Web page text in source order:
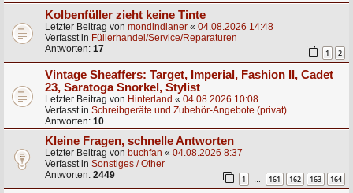
Kolbenfüller zieht keine Tinte
Letzter Beitrag von mondindianer « 04.08.2026 14:48
Verfasst in Füllerhandel/Service/Reparaturen
Antworten: 17 1 2
Vintage Sheaffers: Target, Imperial, Fashion II, Cadet
23, Saratoga Snorkel, Stylist
Letzter Beitrag von Hinterland « 04.08.2026 10:08
Verfasst in Schreibgeräte und Zubehör-Angebote (privat)
Antworten: 10
Kleine Fragen, schnelle Antworten
Letzter Beitrag von buchfan « 04.08.2026 8:37
Verfasst in Sonstiges / Other
Antworten: 2449 1 161 162 163 164